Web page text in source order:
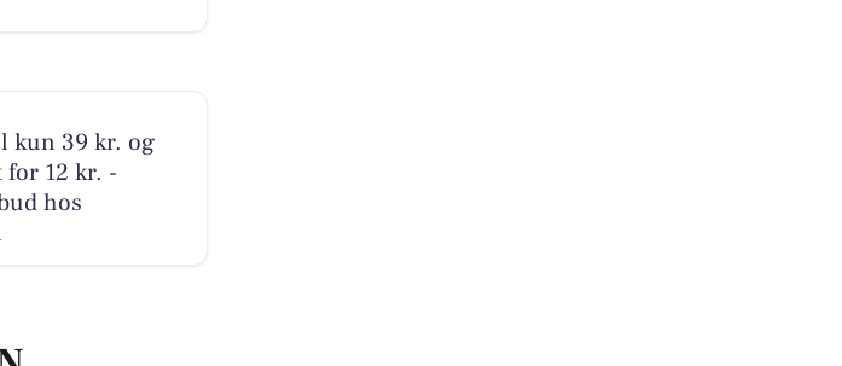
kun 39 kr. og
for 12 kr. -
hos